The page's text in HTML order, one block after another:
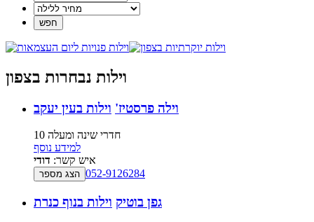
וילות נבחרות בצפון
וילה פרסטיז' וילות בעין יעקב
10 חדרי שינה ומעלה
למידע נוסף
איש קשר: דודי
הצג מספר 052-9126284
גפן בוטיק וילות בנוף כנרת